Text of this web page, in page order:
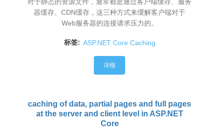
器缓存、CDN缓存，这三种方式来缓解客户端对于
Web服务器的连接请求压力的。
标签: ASP.NET Core Caching
详细
caching of data, partial pages and full pages
at the server and client level in ASP.NET
Core